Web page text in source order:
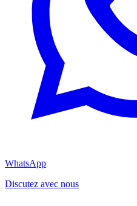
WhatsApp
Discutez avec nous